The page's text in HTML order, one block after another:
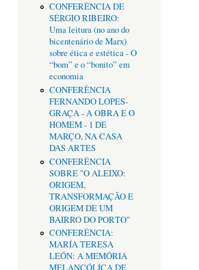
CONFERÊNCIA DE
SÉRGIO RIBEIRO:
Uma leitura (no ano do
bicentenário de Marx)
sobre ética e estética - O
“bom” e o “bonito” em
economia
CONFERÊNCIA
FERNANDO LOPES-
GRAÇA - A OBRA E O
HOMEM - 1 DE
MARÇO, NA CASA
DAS ARTES
CONFERÊNCIA
SOBRE "O ALEIXO:
ORIGEM,
TRANSFORMAÇÃO E
ORIGEM DE UM
BAIRRO DO PORTO"
CONFERÊNCIA:
MARÍA TERESA
LEÓN: A MEMÓRIA
MELANCÓLICA DE